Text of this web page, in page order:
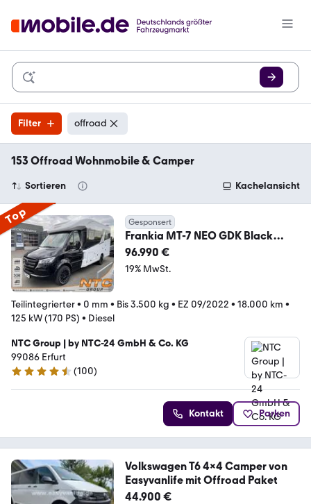
Filter offroad
153 Offroad Wohnmobile & Camper
Sortieren Kachelansicht
Top Gesponsert
Frankia MT-7 NEO GDK Black
Line*OFFROAD Optik*Individual
96.990 €
19% MwSt.
Teilintegrierter• 0 mm • Bis 3.500 kg • EZ 09/2022 • 18.000 km •
125 kW (170 PS) • Diesel
NTC Group | by NTC-24 GmbH & Co. KG
99086 Erfurt
4.7 Sterne
(100)
Kontakt Parken
Volkswagen T6 4x4 Camper von
Easyvanlife mit Offroad Paket
44.900 €